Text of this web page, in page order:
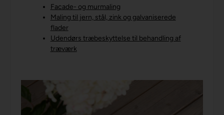
Facade- og murmaling
Maling til jern, stål, zink og galvaniserede
flader
Udendørs træbeskyttelse til behandling af
træværk